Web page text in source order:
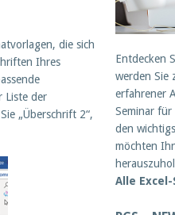
die sich
Ihres
Liste der
„Überschrift 2“,
Entdecken
werden Sie
erfahrener
Seminar für
den
möchten
Alle